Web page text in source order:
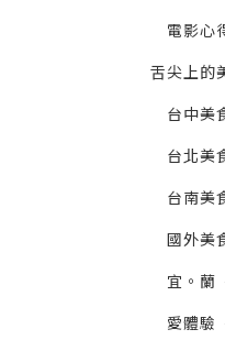
電影心
舌尖上的
台中美
台北美
台南美
國外美
宜。蘭
愛體驗